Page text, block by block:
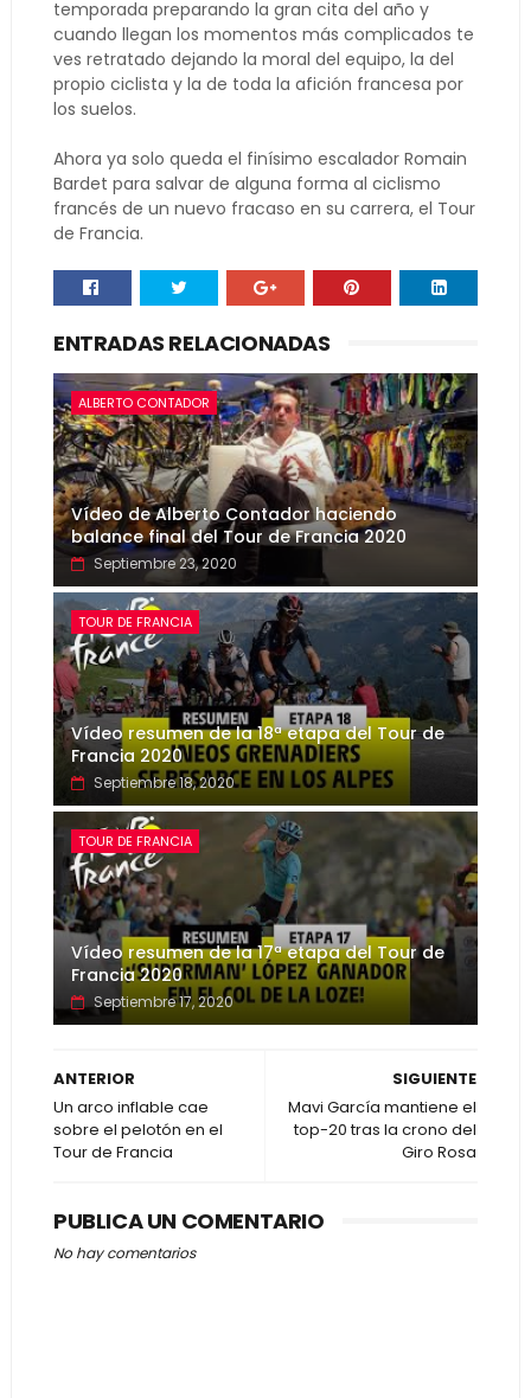
temporada preparando la gran cita del año y
cuando llegan los momentos más complicados te
ves retratado dejando la moral del equipo, la del
propio ciclista y la de toda la afición francesa por
los suelos.
Ahora ya solo queda el finísimo escalador Romain
Bardet para salvar de alguna forma al ciclismo
francés de un nuevo fracaso en su carrera, el Tour
de Francia.
ENTRADAS RELACIONADAS
ALBERTO CONTADOR
Vídeo de Alberto Contador haciendo
balance final del Tour de Francia 2020
Septiembre 23, 2020
TOUR DE FRANCIA
Vídeo resumen de la 18ª etapa del Tour de
Francia 2020
Septiembre 18, 2020
TOUR DE FRANCIA
Vídeo resumen de la 17ª etapa del Tour de
Francia 2020
Septiembre 17, 2020
SIGUIENTE
Mavi García mantiene el
top-20 tras la crono del
Giro Rosa
ANTERIOR
Un arco inflable cae
sobre el pelotón en el
Tour de Francia
PUBLICA UN COMENTARIO
No hay comentarios